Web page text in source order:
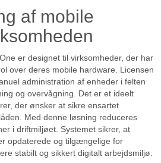
af mobile
er designet til virksomheder, der har
over deres mobile hardware. Licensen
administration af enheder i felten
og overvågning. Det er et ideelt
der ønsker at sikre ensartet
Med denne løsning reduceres
i driftmiljøet. Systemet sikrer, at
opdaterede og tilgængelige for
stabilt og sikkert digitalt arbejdsmiljø.